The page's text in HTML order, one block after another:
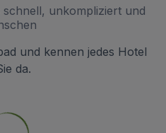
unkompliziert und
und kennen jedes Hotel
da.